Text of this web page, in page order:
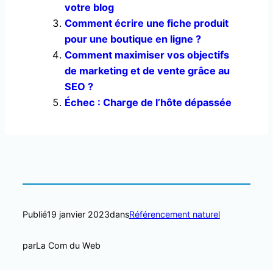
votre blog
Comment écrire une fiche produit
pour une boutique en ligne ?
Comment maximiser vos objectifs
de marketing et de vente grâce au
SEO ?
Échec : Charge de l’hôte dépassée
Publié19 janvier 2023dansRéférencement naturel
parLa Com du Web